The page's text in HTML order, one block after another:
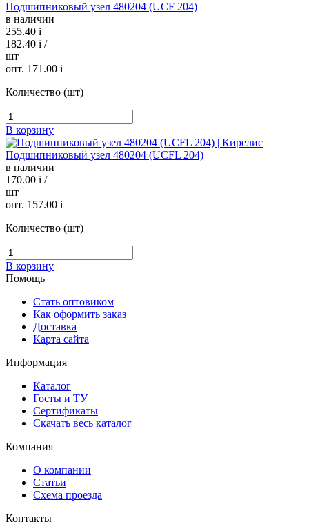
Подшипниковый узел 480204 (UCF 204)
в наличии
255.40 i
182.40 i /
шт
опт. 171.00 i
Количество (шт)
В корзину
Подшипниковый узел 480204 (UCFL 204)
в наличии
170.00 i /
шт
опт. 157.00 i
Количество (шт)
В корзину
Помощь
Стать оптовиком
Как оформить заказ
Доставка
Карта сайта
Информация
Каталог
Госты и ТУ
Сертификаты
Скачать весь каталог
Компания
О компании
Статьи
Схема проезда
Контакты